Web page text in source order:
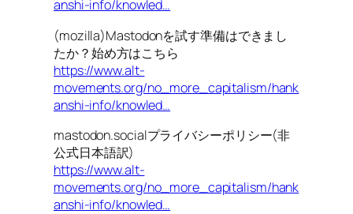
anshi-info/knowled…
(mozilla)Mastodonを試す準備はできまし
たか？始め方はこちら
https://www.alt-
movements.org/no_more_capitalism/hank
anshi-info/knowled…
mastodon.socialプライバシーポリシー(非
公式日本語訳)
https://www.alt-
movements.org/no_more_capitalism/hank
anshi-info/knowled…